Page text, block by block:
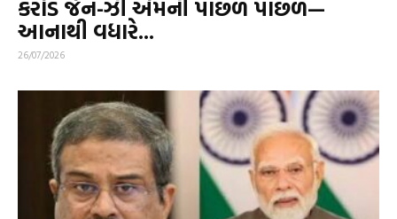
કરોડ જેન-ઝી એમની પાછળ પાછળ—
આનાથી વધારે...
26/07/2026